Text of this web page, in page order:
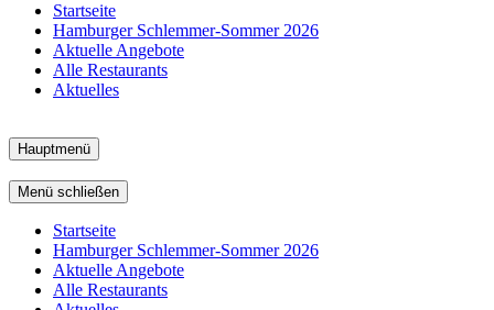
Startseite
Hamburger Schlemmer-Sommer 2026
Aktuelle Angebote
Alle Restaurants
Aktuelles
Hauptmenü
Menü schließen
Startseite
Hamburger Schlemmer-Sommer 2026
Aktuelle Angebote
Alle Restaurants